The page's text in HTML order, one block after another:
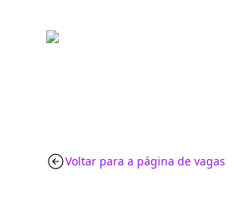
Voltar para a página de vagas